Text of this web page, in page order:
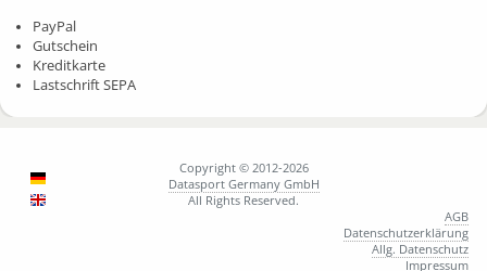
PayPal
Gutschein
Kreditkarte
Lastschrift SEPA
Copyright © 2012-2026
Datasport Germany GmbH
All Rights Reserved.
AGB
Datenschutzerklärung
Allg. Datenschutz
Impressum